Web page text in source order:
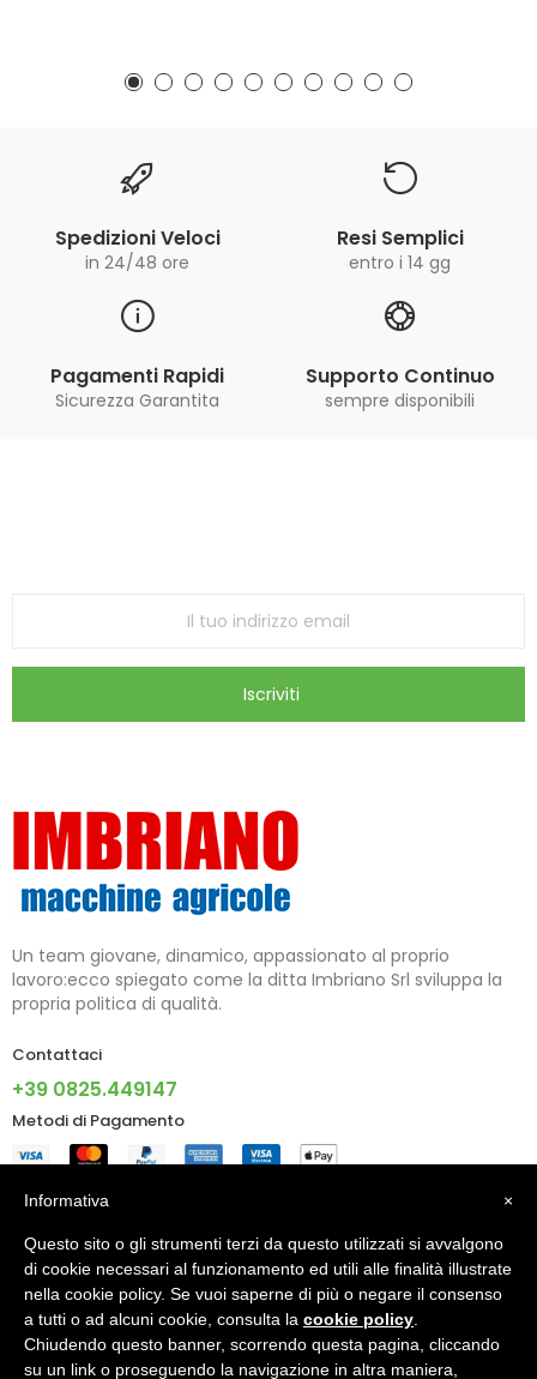
Spedizioni Veloci
in 24/48 ore
Resi Semplici
entro i 14 gg
Pagamenti Rapidi
Sicurezza Garantita
Supporto Continuo
sempre disponibili
Iscriviti
Un team giovane, dinamico, appassionato al proprio
lavoro:ecco spiegato come la ditta Imbriano Srl sviluppa la
propria politica di qualità.
Contattaci
+39 0825.449147
Metodi di Pagamento
Informazioni
Account
© 2024 - IMBRIANO S.R.L. PI 02805090640 - Made With ♥ By
×
Informativa
Questo sito o gli strumenti terzi da questo utilizzati si avvalgono
di cookie necessari al funzionamento ed utili alle finalità illustrate
nella cookie policy. Se vuoi saperne di più o negare il consenso
a tutti o ad alcuni cookie, consulta la cookie policy
Chiudendo questo banner, scorrendo questa pagina, cliccando
su un link o proseguendo la navigazione in altra maniera,